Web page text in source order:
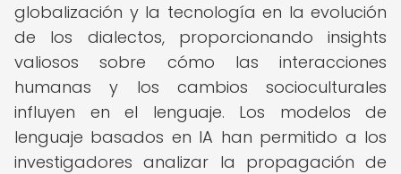
globalización y la tecnología en la evolución
de los dialectos, proporcionando insights
valiosos sobre cómo las interacciones
humanas y los cambios socioculturales
influyen en el lenguaje. Los modelos de
lenguaje basados en IA han permitido a los
investigadores analizar la propagación de